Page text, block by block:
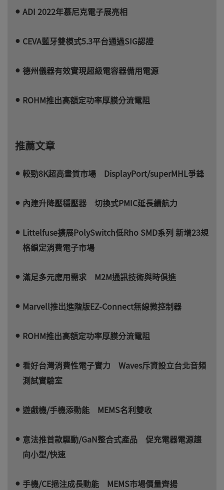
ADI 2022年慕尼克電子展亮相
CEVA藍牙雙模式5.3平台通過SIG認證
德州儀器有效實現超級電容器備用電源
ROHM推出高額定功率厚膜分流電阻
推薦文章
較勁8K超高畫質市場 DisplayPort/superMHL爭鋒
內建升降壓穩壓器 切換式PMIC延長續航力
Littelfuse擴展PolySwitch低Rho SMD系列 新增23規
格鎖定消費電子市場
滿足多元應用需求 M2M通訊技術與時俱進
Marvell推出進階版EZ-Connect無線微控制器
ROHM推出高額定功率厚膜分流電阻
看好台灣消費性電子實力 Waves斥資設立台北音頻
測試實驗室
遊戲機/手機添動能 MEMS名利雙收
意法推首款驅動/GaN整合式產品 促充電器電源趨
向小型/快速
手機/CE挹注成長動能 MEMS市場價量齊揚